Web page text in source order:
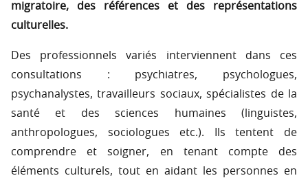
migratoire, des références et des représentations
culturelles.
Des professionnels variés interviennent dans ces
consultations : psychiatres, psychologues,
psychanalystes, travailleurs sociaux, spécialistes de la
santé et des sciences humaines (linguistes,
anthropologues, sociologues etc.). Ils tentent de
comprendre et soigner, en tenant compte des
éléments culturels, tout en aidant les personnes en